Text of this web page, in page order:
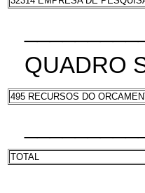
QUADRO
495 RECURSOS DO
TOTAL